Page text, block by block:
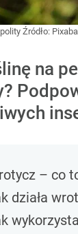
Źródło:
na
– co
działa